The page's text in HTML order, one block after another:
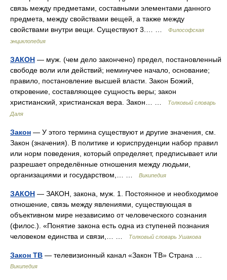
связь между предметами, составными элементами данного
предмета, между свойствами вещей, а также между
свойствами внутри вещи. Существуют 3.… …
Философская
энциклопедия
ЗАКОН — муж. (чем дело закончено) предел, постановленный
свободе воли или действий; неминучее начало, основание;
правило, постановление высшей власти. Закон Божий,
откровение, составляющее сущность веры; закон
христианский, христианская вера. Закон… …
Толковый словарь
Даля
Закон — У этого термина существуют и другие значения, см.
Закон (значения). В политике и юриспруденции набор правил
или норм поведения, который определяет, предписывает или
разрешает определённые отношения между людьми,
организациями и государством,… …
Википедия
ЗАКОН — ЗАКОН, закона, муж. 1. Постоянное и необходимое
отношение, связь между явлениями, существующая в
объективном мире независимо от человеческого сознания
(филос.). «Понятие закона есть одна из ступеней познания
человеком единства и связи,… …
Толковый словарь Ушакова
Закон ТВ — телевизионный канал «Закон ТВ» Страна …
Википедия